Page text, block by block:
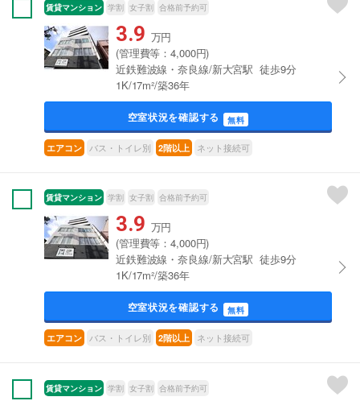
賃貸マンション 学割 女子割 合格前予約可
3.9 万円
(管理費等：4,000円)
近鉄難波線・奈良線/新大宮駅 徒歩9分
1K/17m²/築36年
空室状況を確認する 無料
エアコン バス・トイレ別 2階以上 ネット接続可
賃貸マンション 学割 女子割 合格前予約可
3.9 万円
(管理費等：4,000円)
近鉄難波線・奈良線/新大宮駅 徒歩9分
1K/17m²/築36年
空室状況を確認する 無料
エアコン バス・トイレ別 2階以上 ネット接続可
賃貸マンション 学割 女子割 合格前予約可